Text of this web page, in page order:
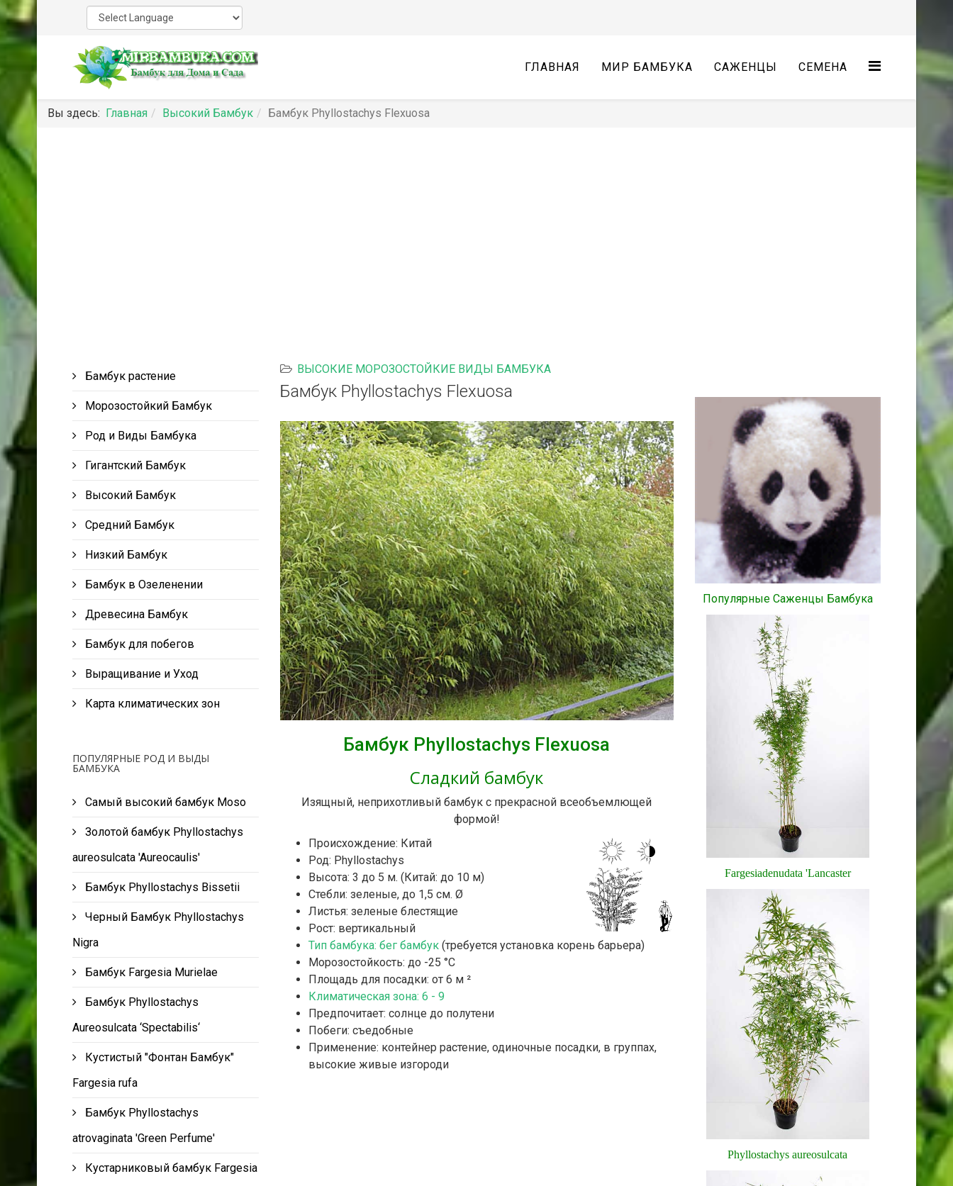
ГЛАВНАЯ МИР БАМБУКА САЖЕНЦЫ СЕМЕНА
Вы здесь: Главная Высокий Бамбук Бамбук Phyllostachys Flexuosa
Бамбук растение
Морозостойкий Бамбук
Род и Виды Бамбука
Гигантский Бамбук
Высокий Бамбук
Средний Бамбук
Низкий Бамбук
Бамбук в Озеленении
Древесина Бамбук
Бамбук для побегов
Выращивание и Уход
Карта климатических зон
ПОПУЛЯРНЫЕ РОД И ВЫДЫ
БАМБУКА
Самый высокий бамбук Moso
Золотой бамбук Phyllostachys
aureosulcata 'Aureocaulis'
Бамбук Phyllostachys Bissetii
Черный Бамбук Phyllostachys
Nigra
Бамбук Fargesia Murielae
Бамбук Phyllostachys
Aureosulcata ‘Spectabilis‘
Кустистый "Фонтан Бамбук"
Fargesia rufa
Бамбук Phyllostachys
atrovaginata 'Green Perfume'
Кустарниковый бамбук Fargesia
ВЫСОКИЕ МОРОЗОСТОЙКИЕ ВИДЫ БАМБУКА
Бамбук Phyllostachys Flexuosa
Бамбук Phyllostachys Flexuosa
Сладкий бамбук
Изящный, неприхотливый бамбук с прекрасной всеобъемлющей
формой!
Происхождение: Китай
Род: Phyllostachys
Высота: 3 до 5 м. (Китай: до 10 м)
Стебли: зеленые, до 1,5 см. Ø
Листья: зеленые блестящие
Рост: вертикальный
Тип бамбука: бег бамбук(требуется установка корень барьера)
Морозостойкость: до -25 °С
Площадь для посадки: от 6 м ²
Климатическая зона: 6 - 9
Предпочитает: солнце до полутени
Побеги: съедобные
Применение: контейнер растение, одиночные посадки, в группах,
высокие живые изгороди
Популярные Саженцы Бамбука
Fargesiadenudata 'Lancaster
Phyllostachys aureosulcata